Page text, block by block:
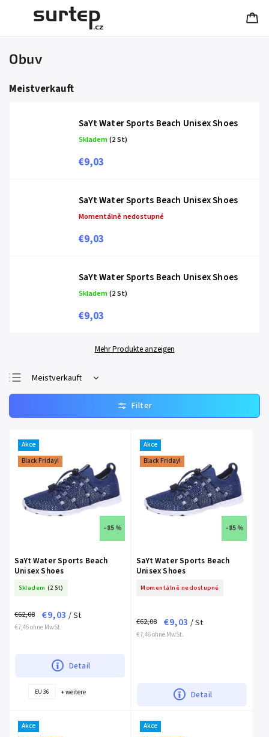
Obuv
Meistverkauft
SaYt Water Sports Beach Unisex Shoes
Skladem(2 St)
€9,03
SaYt Water Sports Beach Unisex Shoes
Momentálně nedostupné
€9,03
SaYt Water Sports Beach Unisex Shoes
Skladem(2 St)
€9,03
Mehr Produkte anzeigen
Meistverkauft
Günstigste
Teuerste
Akce
Black Friday!
–85 %
SaYt Water Sports Beach
Unisex Shoes
Skladem (2 St)
€7,46 ohne MwSt.
€62,08 €9,03 / St
Detail
EU 36 + weitere
Akce
Black Friday!
–85 %
SaYt Water Sports Beach
Unisex Shoes
Momentálně nedostupné
€7,46 ohne MwSt.
€62,08 €9,03 / St
Detail
Akce
Akce